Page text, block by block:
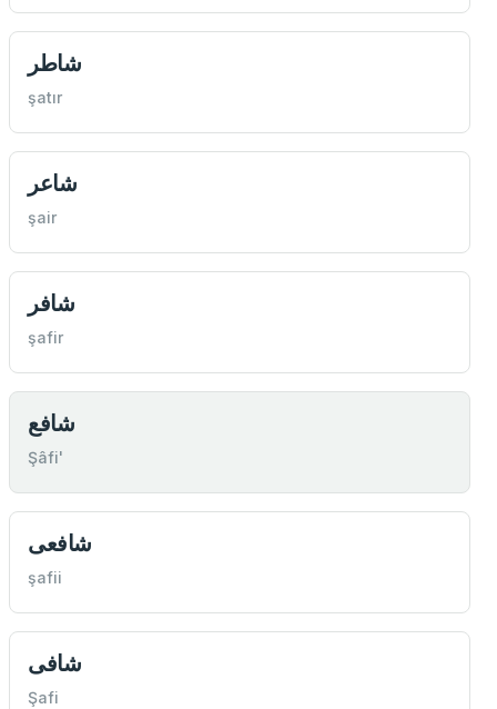
شاطر
şatır
شاعر
şair
شافر
şafir
شافع
Şâfi'
شافعی
şafii
شافی
Şafi